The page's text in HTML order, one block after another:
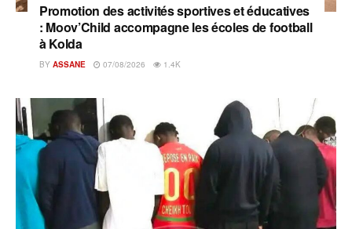
Promotion des activités sportives et éducatives
: Moov’Child accompagne les écoles de football
à Kolda
BY ASSANE 07/08/2026 1.4K